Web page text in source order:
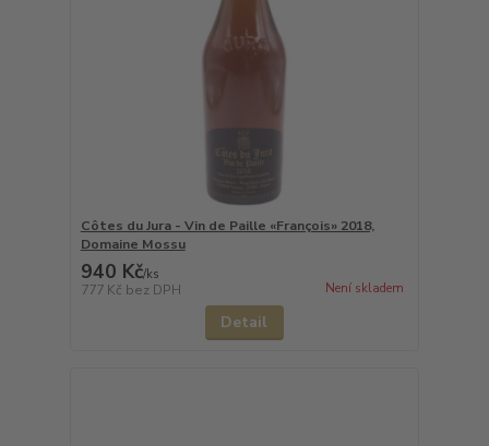
Côtes du Jura - Vin de Paille «François» 2018,
Domaine Mossu
940 Kč/ks
777 Kč bez DPH Není skladem
Detail